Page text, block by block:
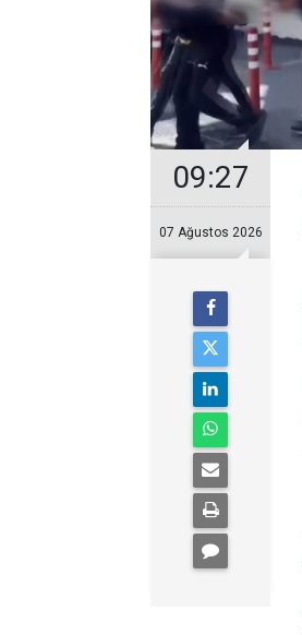
09:27
07 Ağustos 2026